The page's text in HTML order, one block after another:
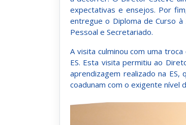
expectativas e ensejos. Por
entregue o Diploma de Curso à
Pessoal e Secretariado.
A visita culminou com uma
ES. Esta visita permitiu ao
aprendizagem realizado na
coadunam com o exigente nível